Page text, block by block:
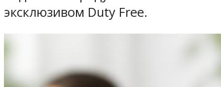
эксклюзивом Duty Free.